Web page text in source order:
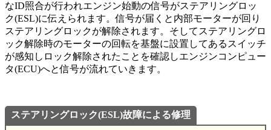
なID照合が行われエンジン始動の信号がステアリングロッ
ク(ESL)に伝えられます。信号が届くと内部モーターが回り
ステアリングロックが解除されます。そしてステアリングロ
ック解除時のモーターの回転を基盤に設置してあるスイッチ
が感知しロック解除されたことを確認しエンジンコンピュー
タ(ECU)へと信号が流れていきます。
ステアリングロック(ESL)故障による修理